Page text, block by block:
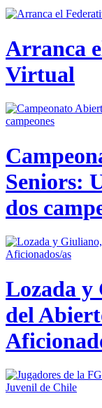
Arranca
Virtual
Seniors:
dos
Lozada y
del